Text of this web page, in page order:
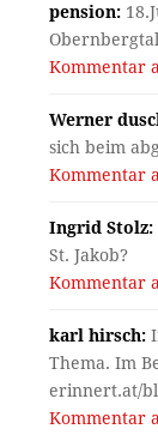
pension:
Kommentar
Werner
sich beim
Kommentar
Ingrid Stolz:
St. Jakob?
Kommentar
karl hirsch:
Thema. Im
erinnert.at/
Kommentar